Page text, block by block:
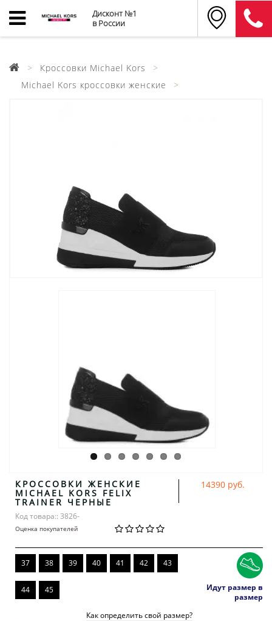
Дисконт №1
в России
Кроссовки Michael Kors
Michael Kors кроссовки женские
КРОССОВКИ ЖЕНСКИЕ
MICHAEL KORS FELIX
TRAINER ЧЕРНЫЕ
Код товара:: 3826-
Оценка покупателей
14390 руб.
37 38 39 40 41 42 43
44 45
Идут размер в
размер
Как определить свой размер?